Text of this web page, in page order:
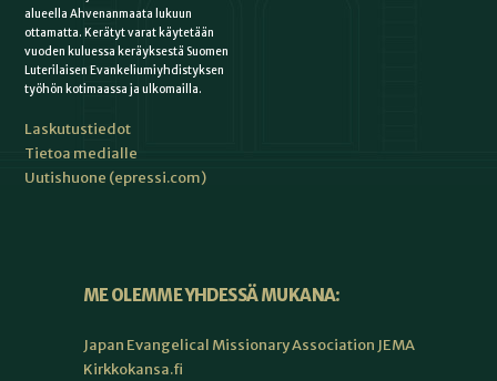
alueella Ahvenanmaata lukuun
ottamatta. Kerätyt varat käytetään
vuoden kuluessa keräyksestä Suomen
Luterilaisen Evankeliumiyhdistyksen
työhön kotimaassa ja ulkomailla.
Laskutustiedot
Tietoa medialle
Uutishuone (epressi.com)
ME OLEMME YHDESSÄ MUKANA:
Japan Evangelical Missionary Association JEMA
Kirkkokansa.fi